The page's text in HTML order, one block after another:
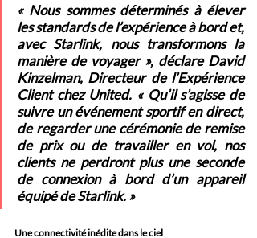
« Nous sommes déterminés à élever
les standards de l’expérience à bord et,
avec Starlink, nous transformons la
manière de voyager », déclare David
Kinzelman, Directeur de l’Expérience
Client chez United. « Qu’il s’agisse de
suivre un événement sportif en direct,
de regarder une cérémonie de remise
de prix ou de travailler en vol, nos
clients ne perdront plus une seconde
de connexion à bord d’un appareil
équipé de Starlink. »
Une connectivité inédite dans le ciel